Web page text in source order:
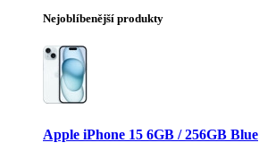
Nejoblíbenější produkty
Apple iPhone 15 6GB / 256GB Blue